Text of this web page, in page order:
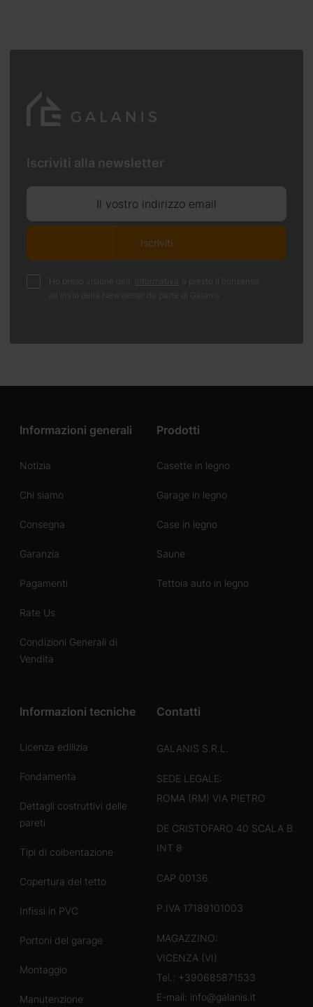
Iscriviti alla newsletter
Il vostro indirizzo email
Iscriviti
Ho preso visione dell' informativa
e presto il consenso
all'invio della Newsletter da parte di Galanis
Informazioni generali
Notizia
Chi siamo
Consegna
Garanzia
Pagamenti
Rate Us
Condizioni Generali di
Vendita
Prodotti
Casette in legno
Garage in legno
Case in legno
Saune
Tettoia auto in legno
Informazioni tecniche
Licenza edilizia
Fondamenta
Dettagli costruttivi delle
pareti
Tipi di coibentazione
Copertura del tetto
Infissi in PVC
Portoni del garage
Montaggio
Manutenzione
Contatti
GALANIS S.R.L.
SEDE LEGALE:
ROMA (RM) VIA PIETRO
DE CRISTOFARO 40 SCALA B
INT 8
CAP 00136
P.IVA 17189101003
MAGAZZINO:
VICENZA (VI)
Tel.: +390685871533
E-mail: info@galanis.it